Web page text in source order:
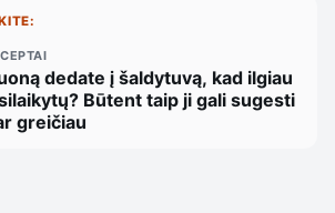
dedate į šaldytuvą, kad ilgiau
Būtent taip ji gali sugesti
greičiau